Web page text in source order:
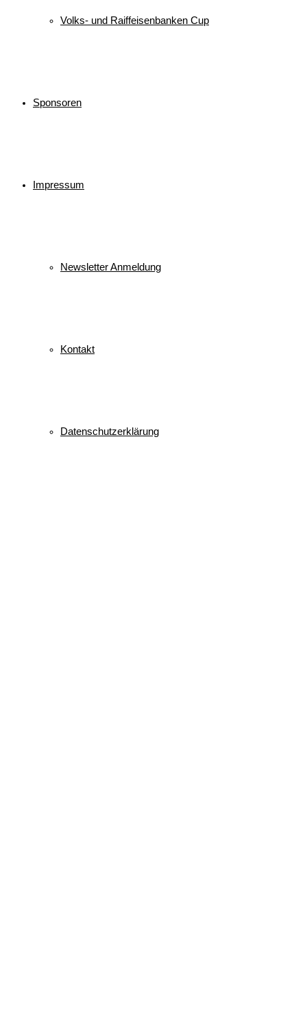
Volks- und Raiffeisenbanken Cup
Sponsoren
Impressum
Newsletter Anmeldung
Kontakt
Datenschutzerklärung